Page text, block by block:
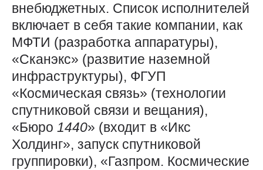
внебюджетных. Список исполнителей
включает в себя такие компании, как
МФТИ (разработка аппаратуры),
«Сканэкс» (развитие наземной
инфраструктуры), ФГУП
«Космическая связь» (технологии
спутниковой связи и вещания),
«Бюро 1440» (входит в «Икс
Холдинг», запуск спутниковой
группировки), «Газпром. Космические